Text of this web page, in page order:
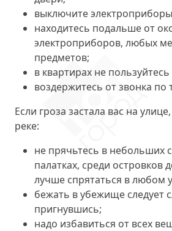
выключите
находитесь подальше от
электроприборов, любых
предметов;
в квартирах не
воздержитесь от звонка по
Если гроза застала вас на
реке:
не прячьтесь в небольших
палатках, среди островков
лучше спрятаться в любом
бежать в убежище следует
пригнувшись;
надо избавиться от всех